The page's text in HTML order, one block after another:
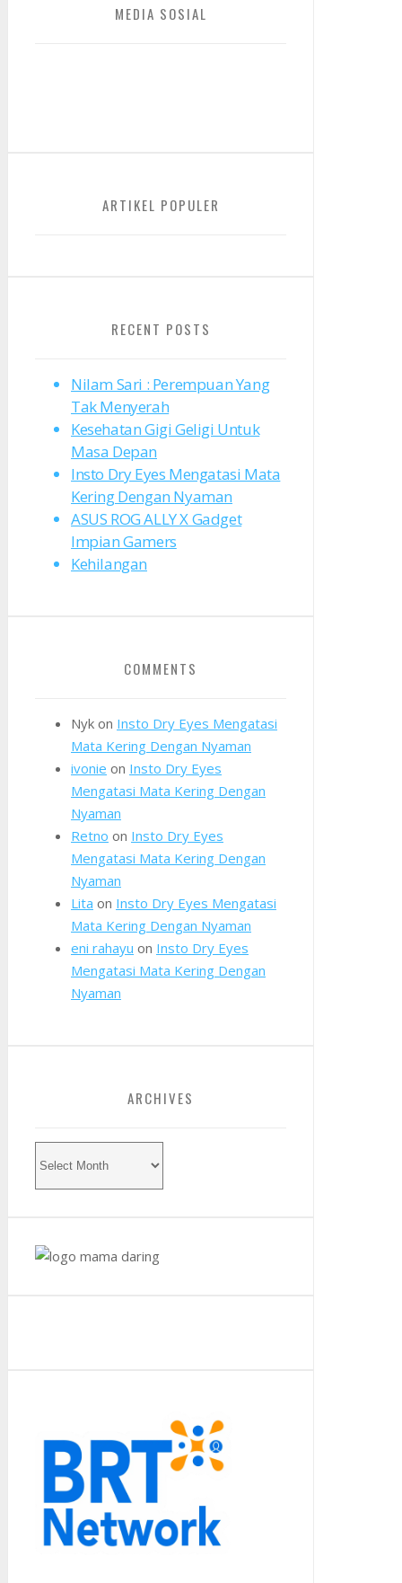
MEDIA SOSIAL
ARTIKEL POPULER
RECENT POSTS
Nilam Sari : Perempuan Yang
Tak Menyerah
Kesehatan Gigi Geligi Untuk
Masa Depan
Insto Dry Eyes Mengatasi Mata
Kering Dengan Nyaman
ASUS ROG ALLY X Gadget
Impian Gamers
Kehilangan
COMMENTS
Nyk on Insto Dry Eyes Mengatasi
Mata Kering Dengan Nyaman
ivonie on Insto Dry Eyes
Mengatasi Mata Kering Dengan
Nyaman
Retno on Insto Dry Eyes
Mengatasi Mata Kering Dengan
Nyaman
Lita on Insto Dry Eyes Mengatasi
Mata Kering Dengan Nyaman
eni rahayu on Insto Dry Eyes
Mengatasi Mata Kering Dengan
Nyaman
ARCHIVES